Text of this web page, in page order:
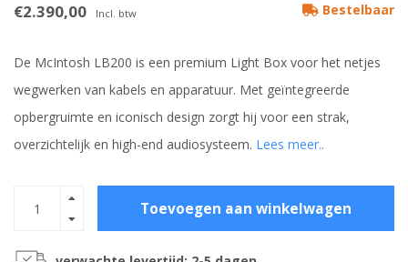
€2.390,00 Incl. btw Bestelbaar
De McIntosh LB200 is een premium Light Box voor het netjes
wegwerken van kabels en apparatuur. Met geïntegreerde
opbergruimte en iconisch design zorgt hij voor een strak,
overzichtelijk en high-end audiosysteem. Lees meer..
Toevoegen aan winkelwagen